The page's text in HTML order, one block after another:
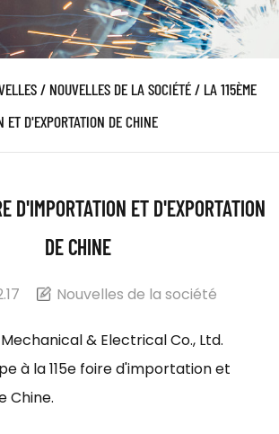
/ NOUVELLES DE LA SOCIÉTÉ/ LA 115ÈME
ET D'EXPORTATION DE CHINE
D'IMPORTATION ET D'EXPORTATION
DE CHINE
Nouvelles de la société
& Electrical Co., Ltd.
à la 115e foire d'importation et
Chine.